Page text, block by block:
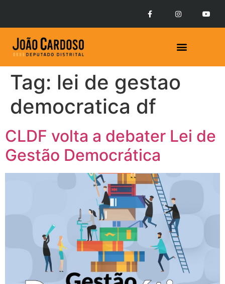
Tag: lei de gestao
democratica df
CLDF volta a debater Lei de
Gestão Democrática